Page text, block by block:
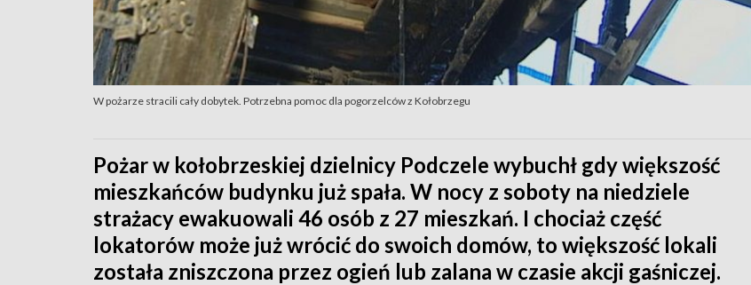
W pożarze stracili cały dobytek. Potrzebna pomoc dla pogorzelców z Kołobrzegu
Pożar w kołobrzeskiej dzielnicy Podczele wybuchł gdy większość
mieszkańców budynku już spała. W nocy z soboty na niedziele
strażacy ewakuowali 46 osób z 27 mieszkań. I chociaż część
lokatorów może już wrócić do swoich domów, to większość lokali
została zniszczona przez ogień lub zalana w czasie akcji gaśniczej.